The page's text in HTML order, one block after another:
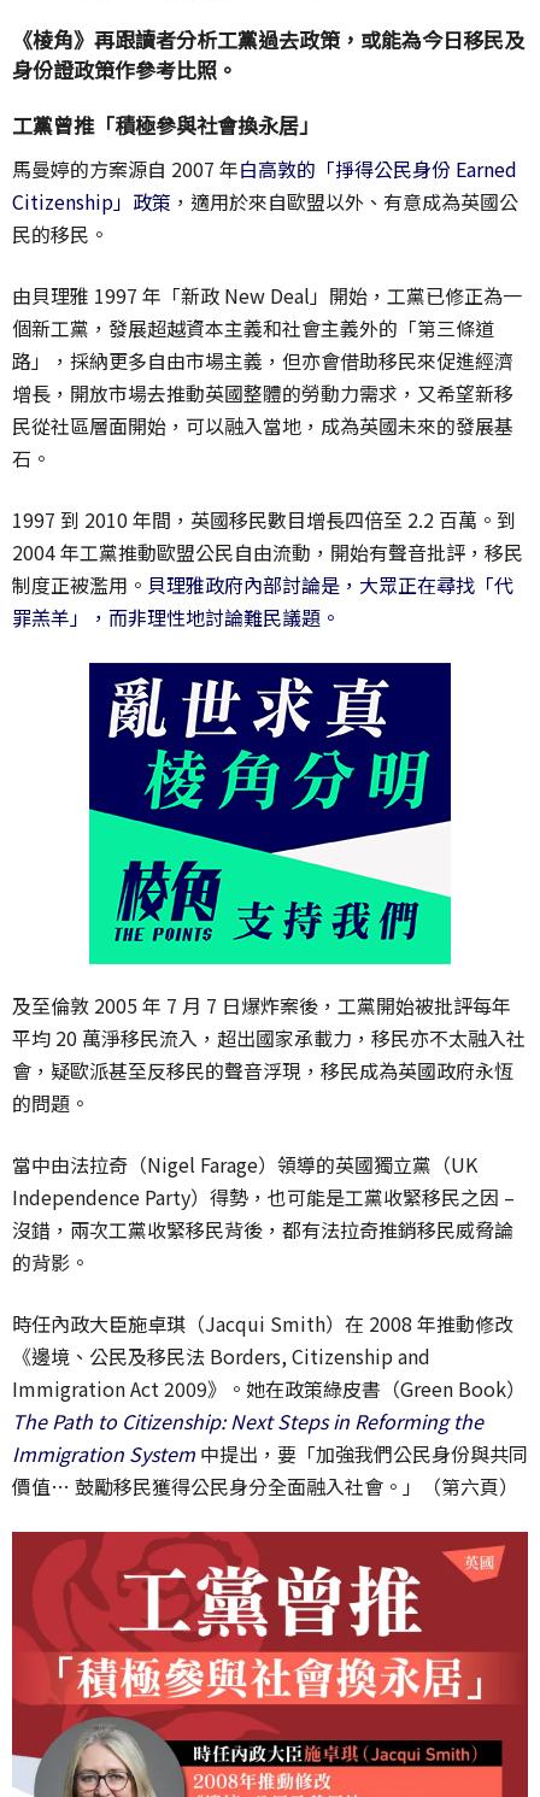
《棱角》再跟讀者分析工黨過去政策，或能為今日移民及
身份證政策作參考比照。
工黨曾推「積極參與社會換永居」
馬曼婷的方案源自 2007 年白高敦的「掙得公民身份 Earned
Citizenship」政策 ，適用於來自歐盟以外、有意成為英國公
民的移民。
由貝理雅 1997 年「新政 New Deal」開始，工黨已修正為一
個新工黨，發展超越資本主義和社會主義外的「第三條道
路」，採納更多自由市場主義，但亦會借助移民來促進經濟
增長，開放市場去推動英國整體的勞動力需求，又希望新移
民從社區層面開始，可以融入當地，成為英國未來的發展基
石。
1997 到 2010 年間，英國移民數目增長四倍至 2.2 百萬。到
2004 年工黨推動歐盟公民自由流動，開始有聲音批評，移民
制度正被濫用。 貝理雅政府內部討論是，大眾正在尋找「代
罪羔羊」，而非理性地討論難民議題。
及至倫敦 2005 年 7 月 7 日爆炸案後，工黨開始被批評每年
平均 20 萬淨移民流入，超出國家承載力，移民亦不太融入社
會，疑歐派甚至反移民的聲音浮現，移民成為英國政府永恆
的問題。
當中由法拉奇（Nigel Farage）領導的英國獨立黨（UK
Independence Party）得勢，也可能是工黨收緊移民之因 –
沒錯，兩次工黨收緊移民背後，都有法拉奇推銷移民威脅論
的背影。
時任內政大臣施卓琪（Jacqui Smith）在 2008 年推動修改
《邊境、公民及移民法 Borders, Citizenship and
Immigration Act 2009》。她在政策綠皮書（Green Book）
The Path to Citizenship: Next Steps in Reforming the
Immigration System 中提出，要「加強我們公民身份與共同
價值… 鼓勵移民獲得公民身分全面融入社會。」（第六頁）